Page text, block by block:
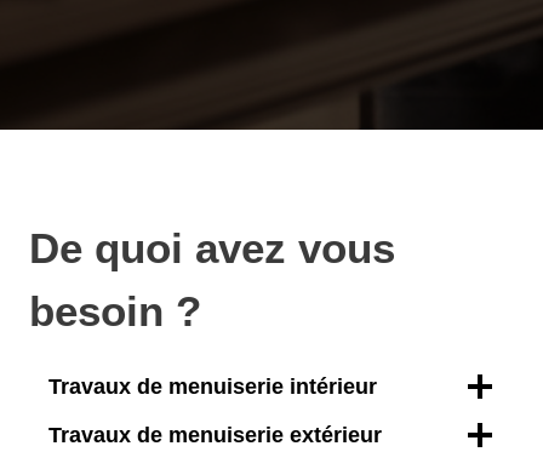
De quoi avez vous
besoin ?
Travaux de menuiserie intérieur
Travaux de menuiserie extérieur